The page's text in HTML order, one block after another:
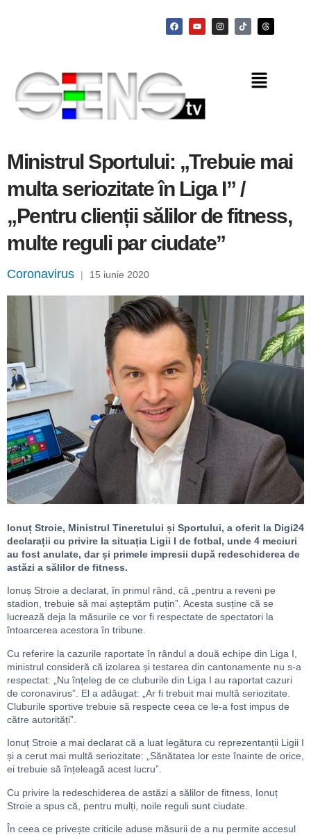
Ministrul Sportului: „Trebuie mai
multa seriozitate în Liga I” /
„Pentru clienții sălilor de fitness,
multe reguli par ciudate”
Coronavirus | 15 iunie 2020
Ionuț Stroie, Ministrul Tineretului și Sportului, a oferit la Digi24
declarații cu privire la situația Ligii I de fotbal, unde 4 meciuri
au fost anulate, dar și primele impresii după redeschiderea de
astăzi a sălilor de fitness.
Ionuș Stroie a declarat, în primul rând, că „pentru a reveni pe
stadion, trebuie să mai așteptăm puțin”. Acesta susține că se
lucrează deja la măsurile ce vor fi respectate de spectatori la
întoarcerea acestora în tribune.
Cu referire la cazurile raportate în rândul a două echipe din Liga I,
ministrul consideră că izolarea și testarea din cantonamente nu s-a
respectat: „Nu înțeleg de ce cluburile din Liga I au raportat cazuri
de coronavirus”. El a adăugat: „Ar fi trebuit mai multă seriozitate.
Cluburile sportive trebuie să respecte ceea ce le-a fost impus de
către autorități”.
Ionuț Stroie a mai declarat că a luat legătura cu reprezentanții Ligii I
și a cerut mai multă seriozitate: „Sănătatea lor este înainte de orice,
ei trebuie să înțeleagă acest lucru”.
Cu privire la redeschiderea de astăzi a sălilor de fitness, Ionuț
Stroie a spus că, pentru mulți, noile reguli sunt ciudate.
În ceea ce privește criticile aduse măsurii de a nu permite accesul